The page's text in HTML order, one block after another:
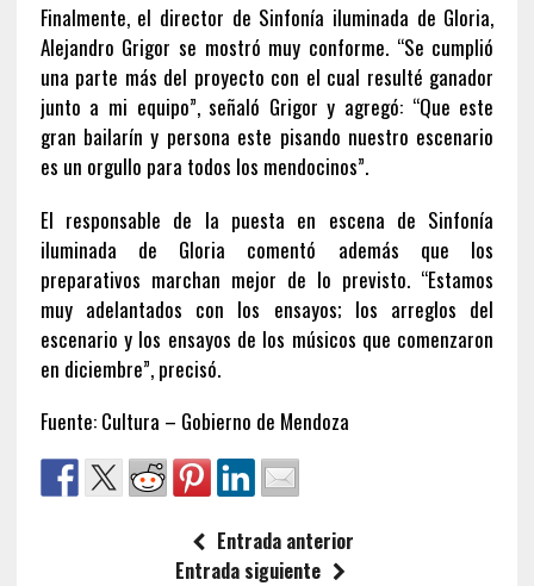
Finalmente, el director de Sinfonía iluminada de Gloria,
Alejandro Grigor se mostró muy conforme. “Se cumplió
una parte más del proyecto con el cual resulté ganador
junto a mi equipo”, señaló Grigor y agregó: “Que este
gran bailarín y persona este pisando nuestro escenario
es un orgullo para todos los mendocinos”.
El responsable de la puesta en escena de Sinfonía
iluminada de Gloria comentó además que los
preparativos marchan mejor de lo previsto. “Estamos
muy adelantados con los ensayos; los arreglos del
escenario y los ensayos de los músicos que comenzaron
en diciembre”, precisó.
Fuente: Cultura – Gobierno de Mendoza
Entrada anterior
Entrada siguiente